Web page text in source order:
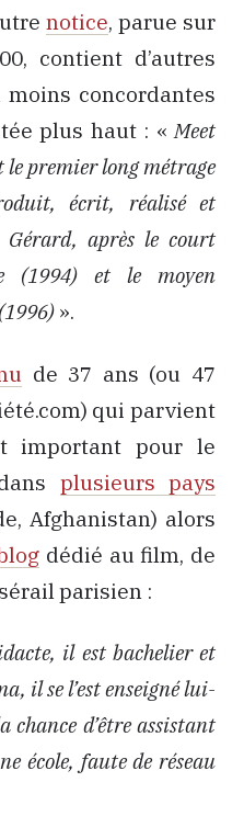
notice, parue sur
contient d’autres
concordantes
plus haut : « Meet
le premier long métrage
écrit, réalisé et
après le court
(1994) et le moyen
».
de 37 ans (ou 47
qui parvient
important pour le
plusieurs pays
Afghanistan) alors
dédié au film, de
parisien :
il est bachelier et
il se l’est enseigné lui-
chance d’être assistant
école, faute de réseau